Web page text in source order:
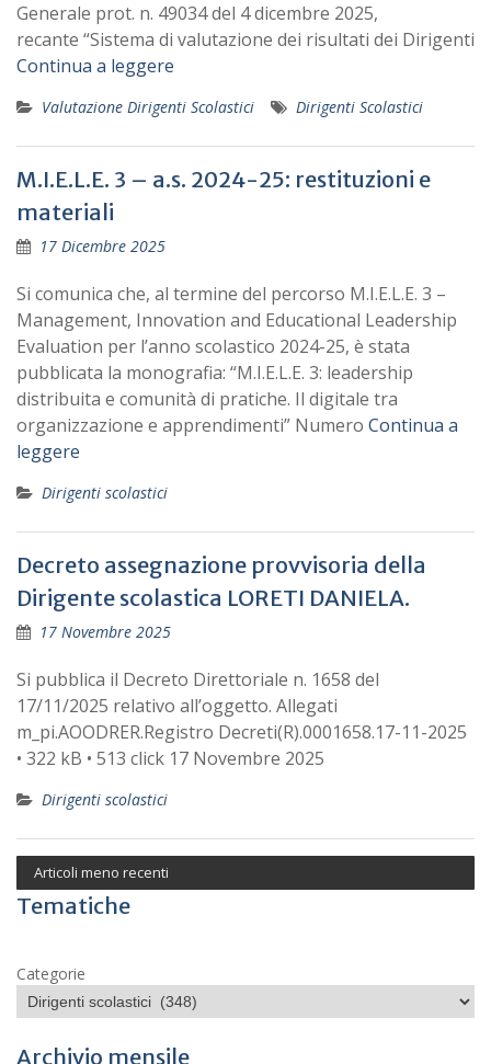
Generale prot. n. 49034 del 4 dicembre 2025,
recante “Sistema di valutazione dei risultati dei Dirigenti
Continua a leggere
Valutazione Dirigenti Scolastici Dirigenti Scolastici
M.I.E.L.E. 3 – a.s. 2024-25: restituzioni e
materiali
17 Dicembre 2025
Si comunica che, al termine del percorso M.I.E.L.E. 3 –
Management, Innovation and Educational Leadership
Evaluation per l’anno scolastico 2024-25, è stata
pubblicata la monografia: “M.I.E.L.E. 3: leadership
distribuita e comunità di pratiche. Il digitale tra
organizzazione e apprendimenti” Numero Continua a
leggere
Dirigenti scolastici
Decreto assegnazione provvisoria della
Dirigente scolastica LORETI DANIELA.
17 Novembre 2025
Si pubblica il Decreto Direttoriale n. 1658 del
17/11/2025 relativo all’oggetto. Allegati
m_pi.AOODRER.Registro Decreti(R).0001658.17-11-2025
• 322 kB • 513 click 17 Novembre 2025
Dirigenti scolastici
Articoli meno recenti
Tematiche
Categorie
Archivio mensile